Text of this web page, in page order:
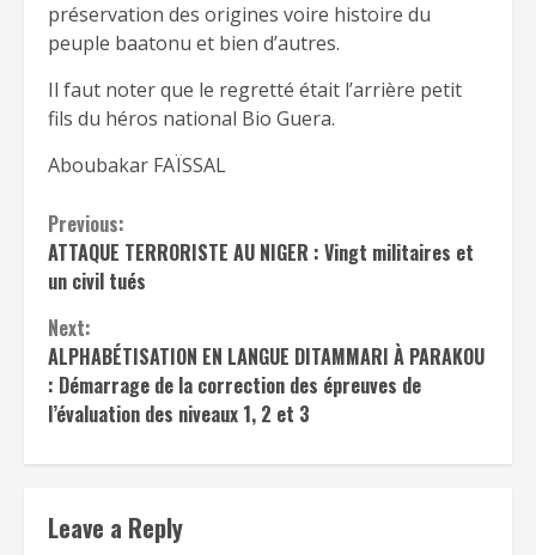
préservation des origines voire histoire du
peuple baatonu et bien d’autres.
Il faut noter que le regretté était l’arrière petit
fils du héros national Bio Guera.
Aboubakar FAÏSSAL
Continue
Reading
Previous:
ATTAQUE TERRORISTE AU NIGER : Vingt militaires et
un civil tués
Next:
ALPHABÉTISATION EN LANGUE DITAMMARI À PARAKOU
: Démarrage de la correction des épreuves de
l’évaluation des niveaux 1, 2 et 3
Leave a Reply